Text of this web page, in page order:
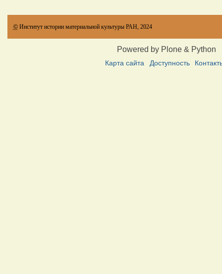
© Институт истории материальной культуры РАН, 2024
Powered by Plone & Python
Карта сайта Доступность